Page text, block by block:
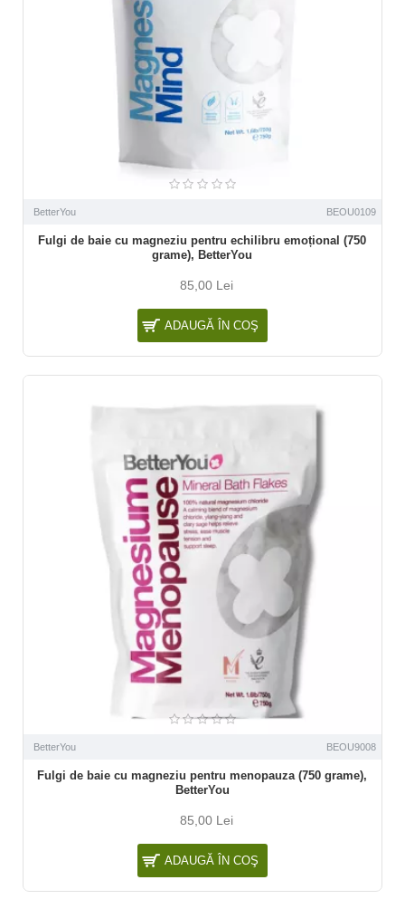
BetterYou BEOU0109
Fulgi de baie cu magneziu pentru echilibru emoțional (750
grame), BetterYou
85,00 Lei
ADAUGĂ ÎN COŞ
BetterYou BEOU9008
Fulgi de baie cu magneziu pentru menopauza (750 grame),
BetterYou
85,00 Lei
ADAUGĂ ÎN COŞ